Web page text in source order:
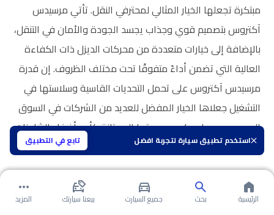
استخدم تطبيق سيارة لتجربة افضل تابع في التطبيق
مبتكرة تجعلها الخيار المثالي لمحترفي النقل. تأتي مرسيدس
آكتروس بتصميم قوي وجذاب يجسد الجودة والأمان في التنقل،
بالإضافة إلى خيارات متعددة من محركات الديزل ذات الكفاءة
العالية التي تضمن أداءً متفوقًا تحت مختلف الظروف. إن قدرة
مرسيدس آكتروس على تحمل التحديات القاسية وسلاستها في
التشغيل جعلاها الخيار المفضل للعديد من الشركات في السوق
السعودي، مما يعكس سمعتها الممتازة كأحد أفضل الشاحنات
في الصناعة.
الرئيسية بحث جميع السيارت بيعنا سيارتك المزيد